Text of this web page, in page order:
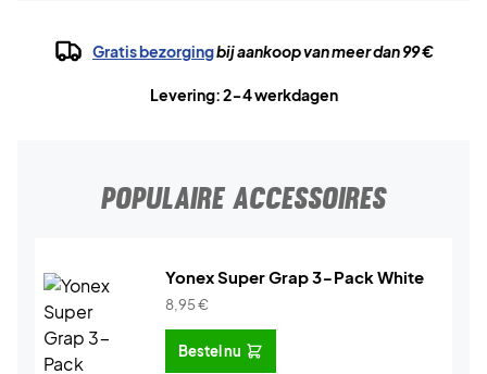
Gratis bezorgingbij aankoop van meer dan 99 €
Levering: 2-4 werkdagen
POPULAIRE ACCESSOIRES
Yonex Super Grap 3-Pack White
8,95€
Bestel nu